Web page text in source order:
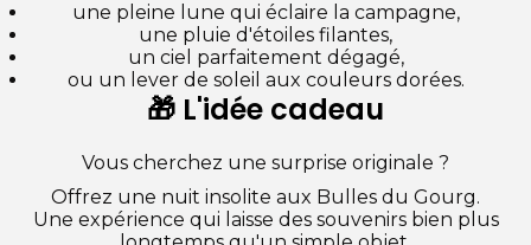
une pleine lune qui éclaire la campagne,
une pluie d'étoiles filantes,
un ciel parfaitement dégagé,
ou un lever de soleil aux couleurs dorées.
🎁 L'idée cadeau
Vous cherchez une surprise originale ?
Offrez une nuit insolite aux Bulles du Gourg.
Une expérience qui laisse des souvenirs bien plus